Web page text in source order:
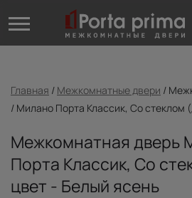
Главная / Межкомнатные двери /
/ Милано Порта Классик, Со стеклом
Межкомнатная дверь
Порта Классик, Со
цвет - Белый ясень